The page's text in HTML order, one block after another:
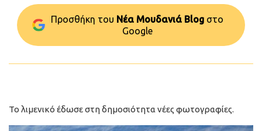
Προσθήκη του Νέα Μουδανιά Blog στo
Google
Το λιμενικό έδωσε στη δημοσιότητα νέες φωτογραφίες.